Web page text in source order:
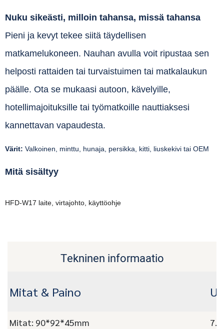
Nuku sikeästi, milloin tahansa, missä tahansa
Pieni ja kevyt tekee siitä täydellisen
matkamelukoneen. Nauhan avulla voit ripustaa sen
helposti rattaiden tai turvaistuimen tai matkalaukun
päälle. Ota se mukaasi autoon, kävelyille,
hotellimajoituksille tai työmatkoille nauttiaksesi
kannettavan vapaudesta.
Värit: Valkoinen, minttu, hunaja, persikka, kitti, liuskekivi tai OEM
Mitä sisältyy
HFD-W17 laite, virtajohto, käyttöohje
Tekninen informaatio
Mitat & Paino
Mitat: 90*92*45mm